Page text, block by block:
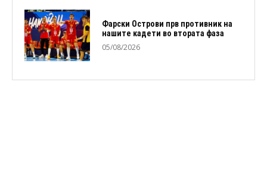
Фарски Острови прв противник на
нашите кадети во втората фаза
05/08/2026